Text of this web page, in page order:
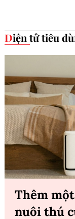
Điện tử tiêu
Thêm
nuôi thú